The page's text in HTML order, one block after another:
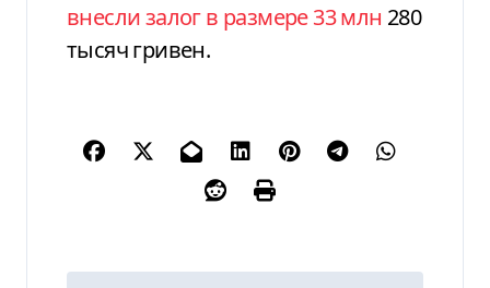
внесли залог в размере 33 млн 280
тысяч гривен.